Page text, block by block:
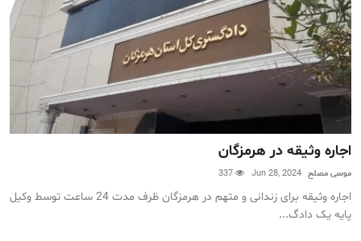
اجاره وثیقه در هرمزگان
موسی مصلح Jun 28, 2024
اجاره وثیقه برای زندانی و متهم در هرمزگان ظرف مدت 24 ساعت توسط وکیل
پایه یک دادگ...